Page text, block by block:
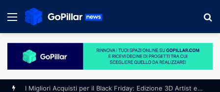
Menu
I Migliori Acquisti per il Black Friday: Edizione 3D Artist e Progettisti